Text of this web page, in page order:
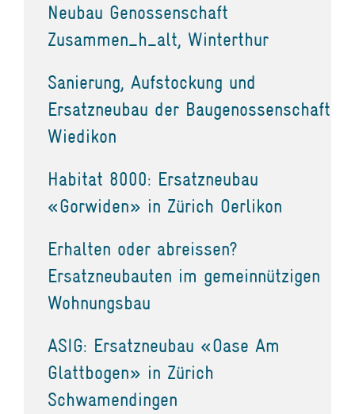
Neubau Genossenschaft
Zusammen_h_alt, Winterthur
Sanierung, Aufstockung und
Ersatzneubau der Baugenossenschaft
Wiedikon
Habitat 8000: Ersatzneubau
«Gorwiden» in Zürich Oerlikon
Erhalten oder abreissen?
Ersatzneubauten im gemeinnützigen
Wohnungsbau
ASIG: Ersatzneubau «Oase Am
Glattbogen» in Zürich
Schwamendingen